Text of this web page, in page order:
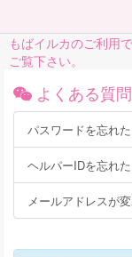
もばイルカのご利用
ご覧下さい。
よくある質問
パスワードを忘れた
ヘルパーIDを忘れた
メールアドレスが変